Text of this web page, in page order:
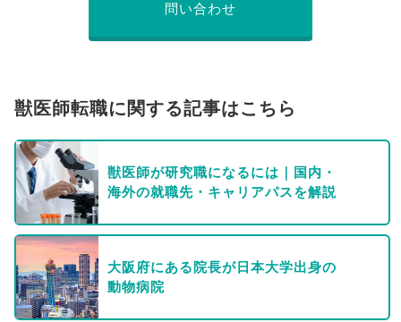
問い合わせ
獣医師転職に関する記事はこちら
獣医師が研究職になるには｜国内・
海外の就職先・キャリアパスを解説
大阪府にある院長が日本大学出身の
動物病院